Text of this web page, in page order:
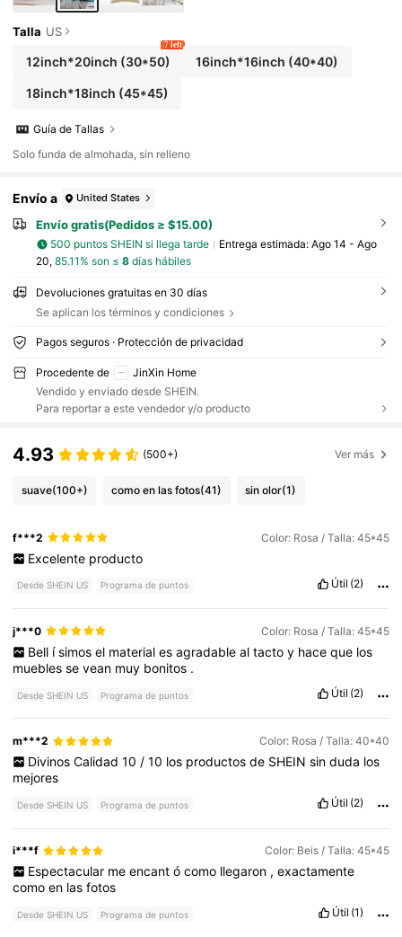
Talla US
12inch*20inch (30*50)
7 left
16inch*16inch (40*40)
18inch*18inch (45*45)
Guía de Tallas
Solo funda de almohada, sin relleno
Envío a United States
Envío gratis(Pedidos ≥ $15.00)
500 puntos SHEIN si llega tarde Entrega estimada: Ago 14 - Ago
20, 85.11% son ≤ 8días hábiles
Devoluciones gratuitas en 30 días
Se aplican los términos y condiciones
Pagos seguros · Protección de privacidad
Procedente de
JinXin Home
Vendido y enviado desde SHEIN.
Para reportar a este vendedor y/o producto
4.93 (500+) Ver más
suave(100+) como en las fotos(41) sin olor(1)
f***2 Color: Rosa / Talla: 45*45
Excelente producto
Desde SHEIN US Programa de puntos Útil (2)
j***0 Color: Rosa / Talla: 45*45
Bell ísimos el material es agradable al tacto y hace que los
mueblessevean muy bonitos .
Desde SHEIN US Programa de puntos Útil (2)
m***2 Color: Rosa / Talla: 40*40
Divinos Calidad 10 / 10 los productos de SHEIN sin duda los
mejores
Desde SHEIN US Programa de puntos Útil (2)
i***f Color: Beis / Talla: 45*45
Espectacular me encant ó como llegaron , exactamente
comoen lasfotos
Desde SHEIN US Programa de puntos Útil (1)